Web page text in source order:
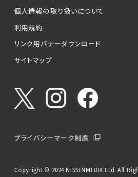
個人情報の取り扱いについて
利用規約
リンク用バナーダウンロード
サイトマップ
プライバシーマーク制度
Copyright © 2024 NISSENMEDIX Ltd. All